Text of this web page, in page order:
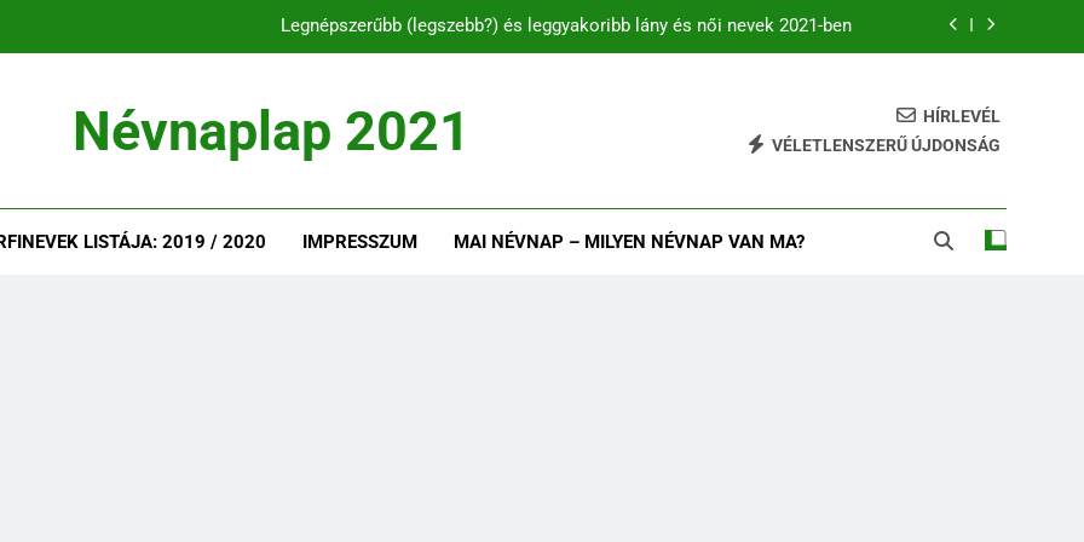
Legnépszerűbb (legszebb?) és leggyakoribb lány és női nevek 2021-ben
B betűs női és férfi nevek
Legnépszerűbb (legszebb?) és leggyakoribb lány és női nevek 2021-ben
Névnaplap 2021
HÍRLEVÉL
VÉLETLENSZERŰ ÚJDONSÁG
LISTÁJA: 2019 / 2020 IMPRESSZUM MAI NÉVNAP – MILYEN NÉVNAP VAN MA?